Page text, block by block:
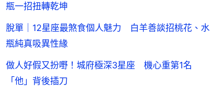
瓶一招扭轉乾坤
脫單｜12星座最煞食個人魅力 白羊善談招桃花、水
瓶純真吸異性緣
做人好假又扮嘢！城府極深3星座 機心重第1名
「他」背後插刀